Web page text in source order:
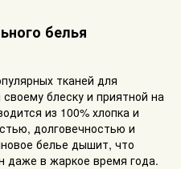
белья
тканей для
блеску и приятной на
из 100% хлопка и
долговечностью и
белье дышит, что
даже в жаркое время года.